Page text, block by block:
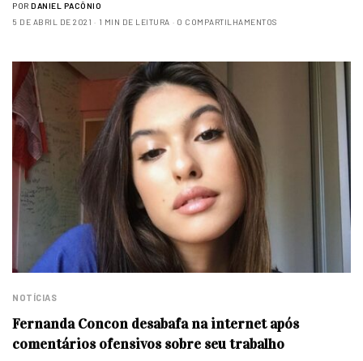
POR DANIEL PACÔNIO
5 DE ABRIL DE 2021
1 MIN DE LEITURA 0 COMPARTILHAMENTOS
NOTÍCIAS
Fernanda Concon desabafa na internet após
comentários ofensivos sobre seu trabalho